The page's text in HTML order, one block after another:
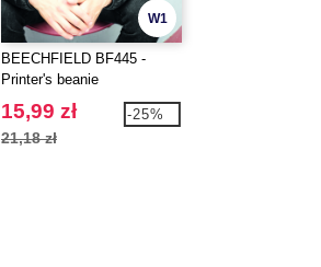
W1
BEECHFIELD BF445 -
Printer's beanie
15,99 zł
21,18 zł
-25%